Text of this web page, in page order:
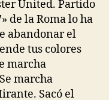
United. Partido
de la Roma lo ha
abandonar el
tus colores
marcha
marcha
Sacó el